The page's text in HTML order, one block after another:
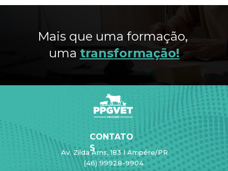
uma transformação!
CONTATO
S
Av. Zilda Arns, 183 I Ampére/PR
(46) 99928-9904